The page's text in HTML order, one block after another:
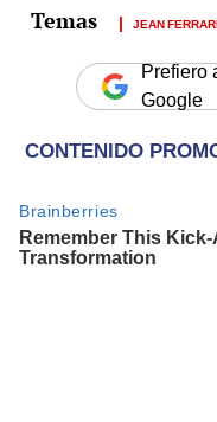
JEAN
Prefiero
Google